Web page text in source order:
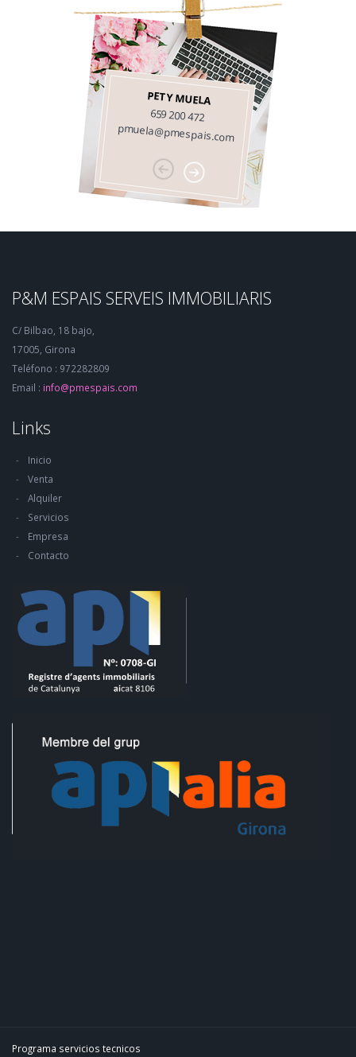
PETY MUELA
659 200 472
pmuela@pmespais.com
P&M ESPAIS SERVEIS IMMOBILIARIS
C/ Bilbao, 18 bajo,
17005, Girona
Teléfono : 972282809
Email : info@pmespais.com
Links
Inicio
Venta
Alquiler
Servicios
Empresa
Contacto
Programa servicios tecnicos